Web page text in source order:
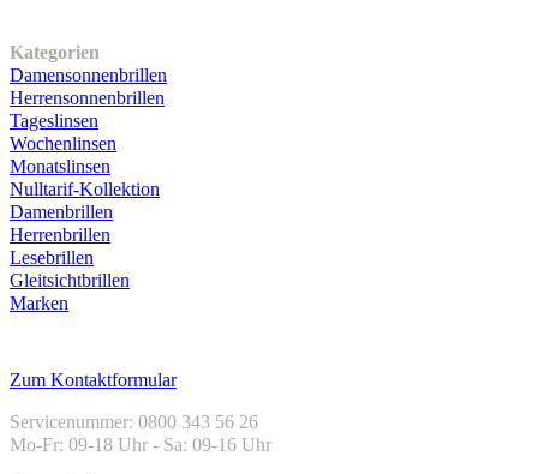
Kategorien
Damensonnenbrillen
Herrensonnenbrillen
Tageslinsen
Wochenlinsen
Monatslinsen
Nulltarif-Kollektion
Damenbrillen
Herrenbrillen
Lesebrillen
Gleitsichtbrillen
Marken
Zum Kontaktformular
Servicenummer: 0800 343 56 26
Mo-Fr: 09-18 Uhr - Sa: 09-16 Uhr